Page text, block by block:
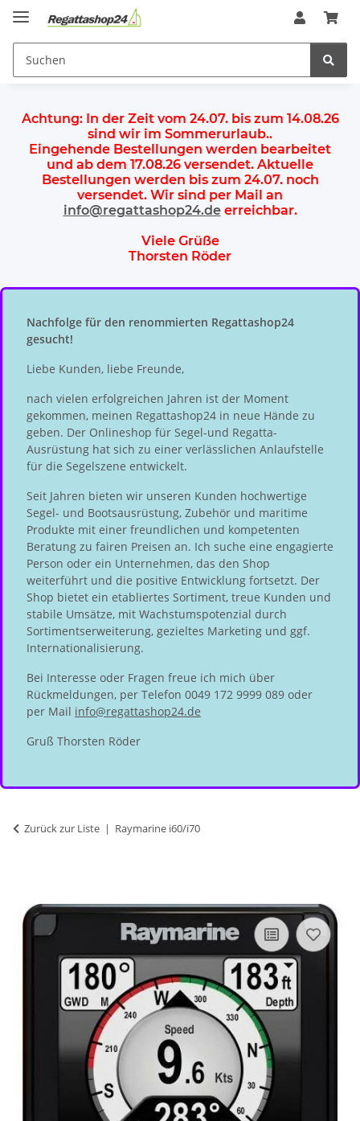
Achtung: In der Zeit vom 24.07. bis zum 14.08.26
sind wir im Sommerurlaub..
Eingehende Bestellungen werden bearbeitet
und ab dem 17.08.26 versendet. Aktuelle
Bestellungen werden bis zum 24.07.noch
versendet. Wir sind per Mail an
info@regattashop24.deerreichbar.
Viele Grüße
Thorsten Röder
Nachfolge für den renommierten Regattashop24
gesucht!
Liebe Kunden, liebe Freunde,
nach vielen erfolgreichen Jahren ist der Moment
gekommen, meinen Regattashop24 in neue Hände zu
geben. Der Onlineshop für Segel-und Regatta-
Ausrüstung hat sich zu einer verlässlichen Anlaufstelle
für die Segelszene entwickelt.
Seit Jahren bieten wir unseren Kunden hochwertige
Segel- und Bootsausrüstung, Zubehör und maritime
Produkte mit einer freundlichen und kompetenten
Beratung zu fairen Preisen an. Ich suche eine engagierte
Person oder ein Unternehmen, das den Shop
weiterführt und die positive Entwicklung fortsetzt. Der
Shop bietet ein etabliertes Sortiment, treue Kunden und
stabile Umsätze, mit Wachstumspotenzial durch
Sortimentserweiterung, gezieltes Marketing und ggf.
Internationalisierung.
Bei Interesse oder Fragen freue ich mich über
Rückmeldungen, per Telefon 0049 172 9999 089 oder
per Mail info@regattashop24.de
Gruß Thorsten Röder
Zurück zur Liste Raymarine i60/i70